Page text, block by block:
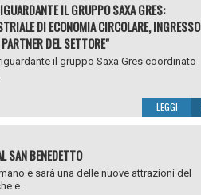
IL GRUPPO SAXA GRES:
DI ECONOMIA CIRCOLARE, INGRESSO
DEL SETTORE"
il gruppo Saxa Gres coordinato
LEGGI
SAN BENEDETTO
e sarà una delle nuove attrazioni del
e...